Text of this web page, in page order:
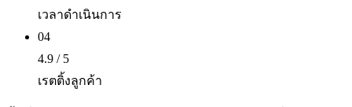
เวลาดำเนินการ
04
4.9 / 5
เรตติ้งลูกค้า